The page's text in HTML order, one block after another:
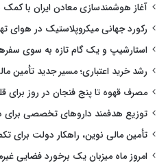
آغاز هوشمندسازی معادن ایران با
رکورد جهانی میکروپلاستیک در هوای
استارشیپ و یک گام تازه به سوی
رشد خرید اعتباری؛ مسیر جدید تأمین
مصرف قهوه تا پنج فنجان در روز
توزیع هدفمند داروهای تخصصی برای
تأمین مالی نوین، راهکار دولت برای
امروز ماه میزبان یک برخورد فضایی